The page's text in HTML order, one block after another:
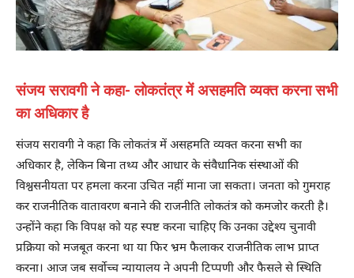
संजय सरावगी ने कहा- लोकतंत्र में असहमति व्यक्त करना सभी
का अधिकार है
संजय सरावगी ने कहा कि लोकतंत्र में असहमति व्यक्त करना सभी का
अधिकार है, लेकिन बिना तथ्य और आधार के संवैधानिक संस्थाओं की
विश्वसनीयता पर हमला करना उचित नहीं माना जा सकता। जनता को गुमराह
कर राजनीतिक वातावरण बनाने की राजनीति लोकतंत्र को कमजोर करती है।
उन्होंने कहा कि विपक्ष को यह स्पष्ट करना चाहिए कि उनका उद्देश्य चुनावी
प्रक्रिया को मजबूत करना था या फिर भ्रम फैलाकर राजनीतिक लाभ प्राप्त
करना। आज जब सर्वोच्च न्यायालय ने अपनी टिप्पणी और फैसले से स्थिति